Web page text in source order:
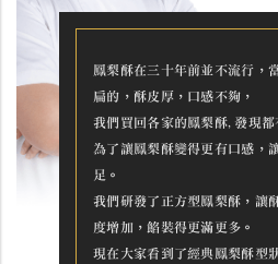
鳳梨酥在三十年前並不流行，
扁的，酥皮厚，口感不夠，
我們買回各家的鳳梨酥,發現都
為了讓鳳梨酥變得更有口感，
足。
我們研發了正方型鳳梨酥，讓
度增加，餡裝得更滿更多。
現在大家看到了經典鳳梨酥型